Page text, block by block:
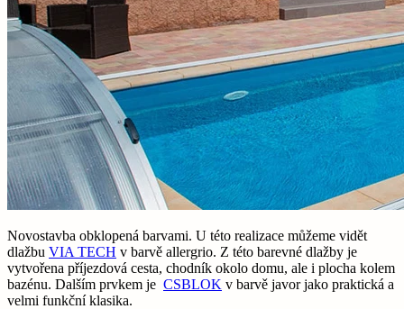
Novostavba obklopená barvami. U této realizace můžeme vidět
dlažbu VIA TECH v barvě allergrio. Z této barevné dlažby je
vytvořena příjezdová cesta, chodník okolo domu, ale i plocha kolem
bazénu. Dalším prvkem je CSBLOK v barvě javor jako praktická a
velmi funkční klasika.